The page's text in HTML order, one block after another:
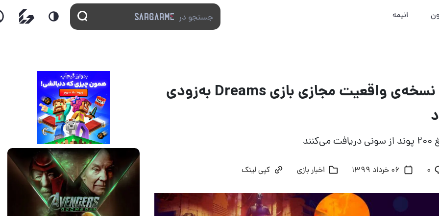
انیمه
مراحل تست نسخه‎‌ی واقعیت مجازی بازی Dreams به‌زودی
۰ 06 خرداد 1399 اخبار بازی کپی لینک
13 مرداد 1405